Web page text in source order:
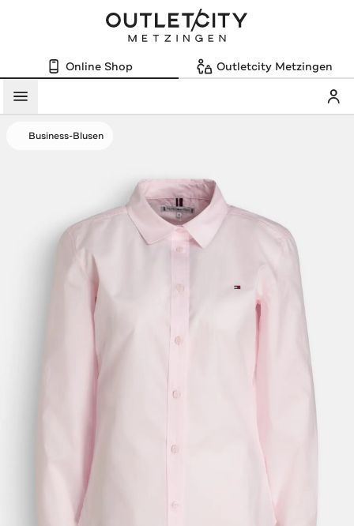
Online Shop Outletcity Metzingen
Menü
Business-Blusen